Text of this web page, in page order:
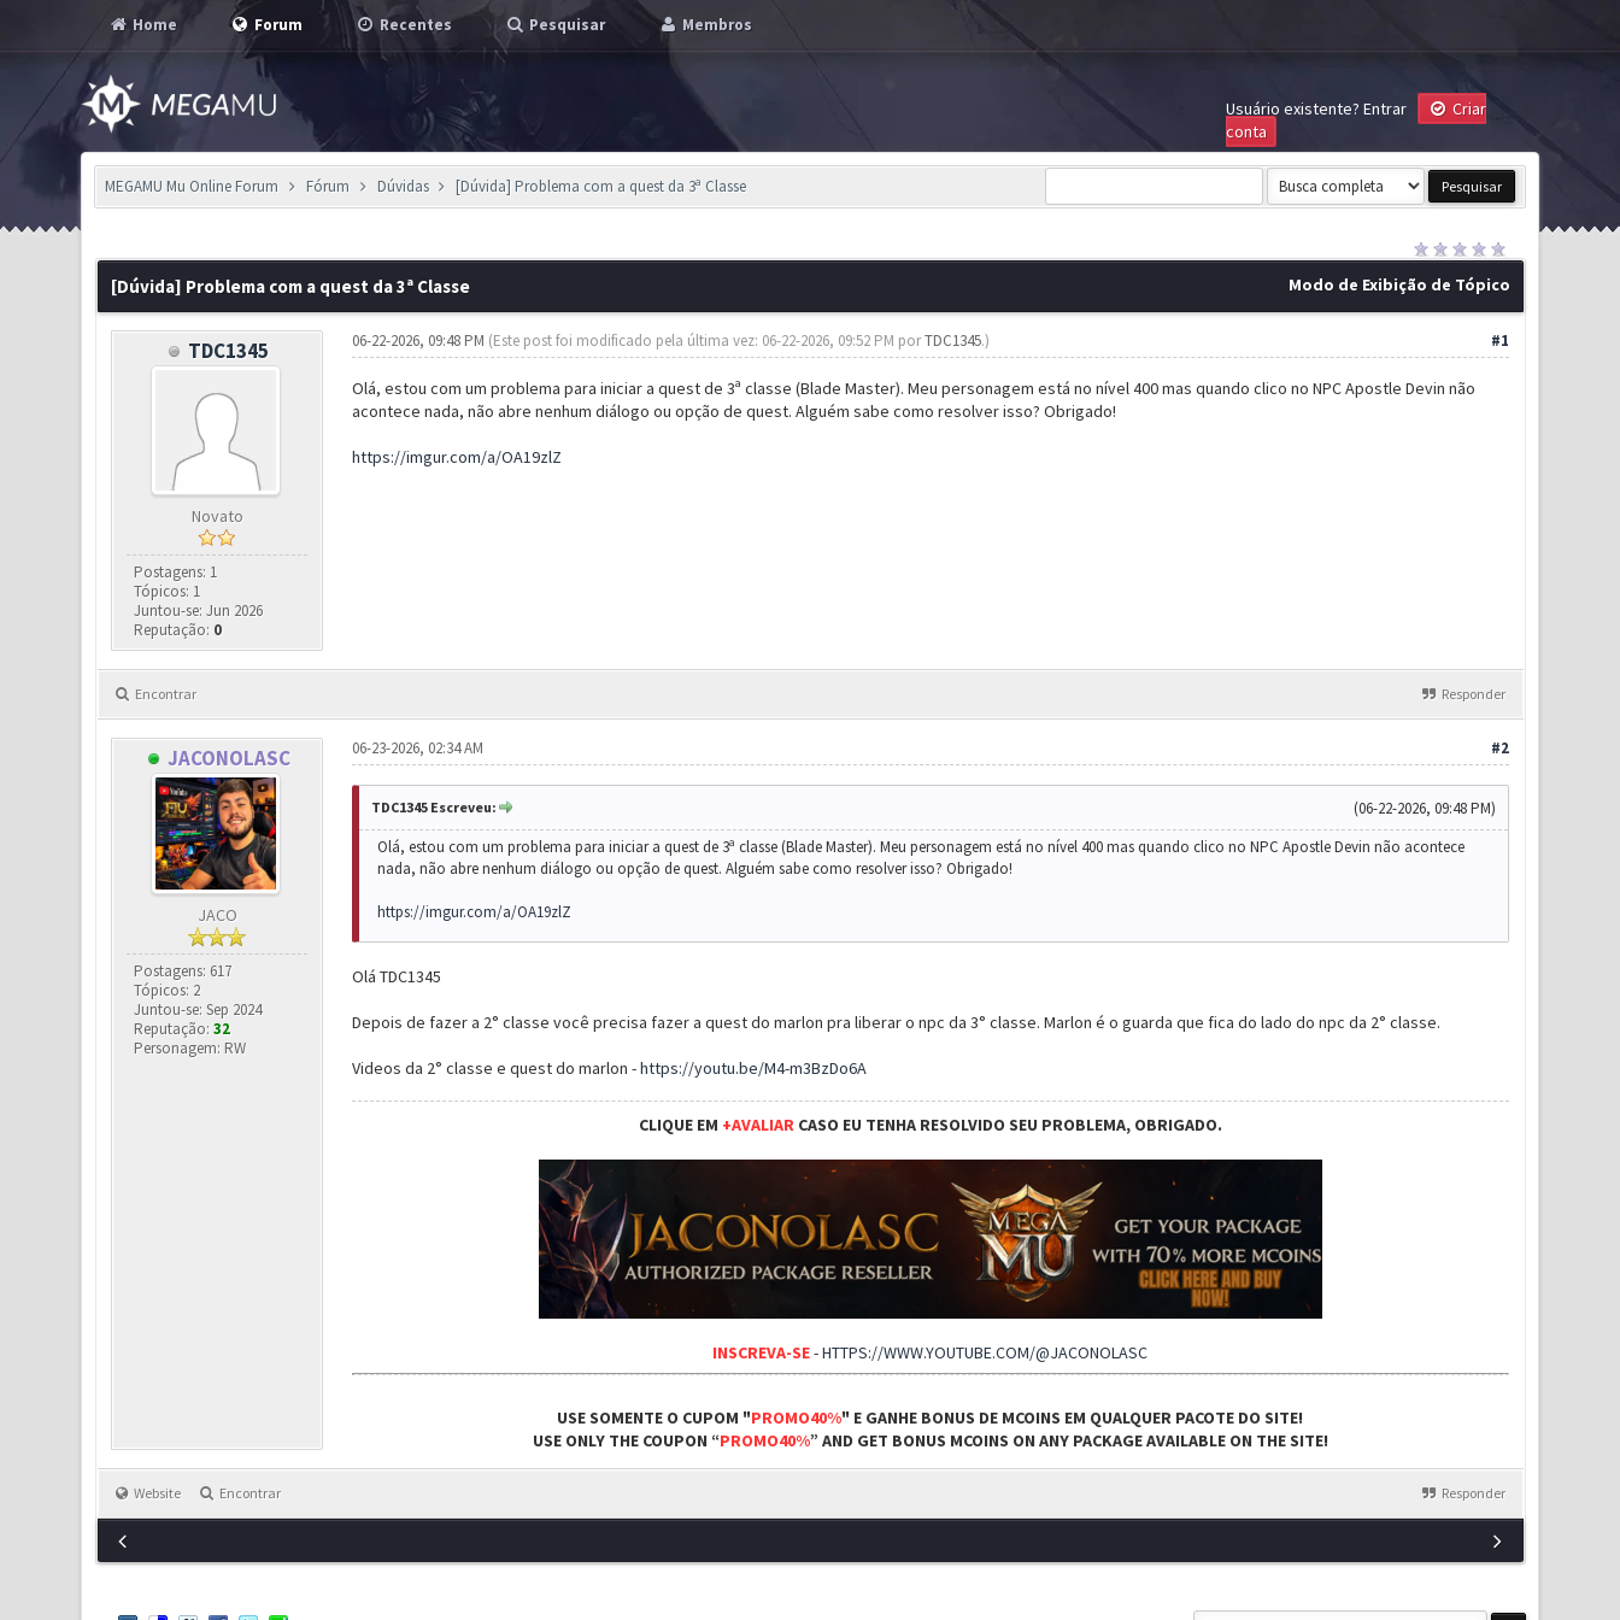
Home Forum Recentes Pesquisar Membros
Usuário existente? Entrar
Criar
conta
MEGAMU Mu Online Forum Fórum Dúvidas [Dúvida] Problema com a quest da 3ª Classe
Modo de Exibição de Tópico
[Dúvida] Problema com a quest da 3ª Classe
TDC1345
Novato
Postagens: 1
Tópicos: 1
Juntou-se: Jun 2026
Reputação: 0
#1
06-22-2026, 09:48 PM (Este post foi modificado pela última vez: 06-22-2026, 09:52 PM porTDC1345.)
Olá, estou com um problema para iniciar a quest de 3ª classe (Blade Master). Meu personagem está no nível 400 mas quando clico no NPC Apostle Devin não
acontece nada, não abre nenhum diálogo ou opção de quest. Alguém sabe como resolver isso? Obrigado!
https://imgur.com/a/OA19zlZ
Encontrar Responder
JACONOLASC
JACO
Postagens: 617
Tópicos: 2
Juntou-se: Sep 2024
Reputação:32
Personagem: RW
#2
06-23-2026, 02:34 AM
(06-22-2026, 09:48 PM)
TDC1345 Escreveu:
Olá, estou com um problema para iniciar a quest de 3ª classe (Blade Master). Meu personagem está no nível 400 mas quando clico no NPC Apostle Devin não acontece
nada, não abre nenhum diálogo ou opção de quest. Alguém sabe como resolver isso? Obrigado!
https://imgur.com/a/OA19zlZ
Olá TDC1345
Depois de fazer a 2° classe você precisa fazer a quest do marlon pra liberar o npc da 3° classe. Marlon é o guarda que fica do lado do npc da 2° classe.
Videos da 2° classe e quest do marlon -https://youtu.be/M4-m3BzDo6A
CLIQUE EM +AVALIARCASO EU TENHA RESOLVIDO SEU PROBLEMA, OBRIGADO.
INSCREVA-SE-HTTPS://WWW.YOUTUBE.COM/@JACONOLASC
USE SOMENTE O CUPOM "PROMO40%" E GANHE BONUS DE MCOINS EM QUALQUER PACOTE DO SITE!
USE ONLY THE COUPON “PROMO40%” AND GET BONUS MCOINS ON ANY PACKAGE AVAILABLE ON THE SITE!
Website Encontrar Responder